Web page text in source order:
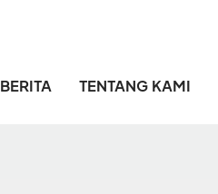
BERITA TENTANG KAMI